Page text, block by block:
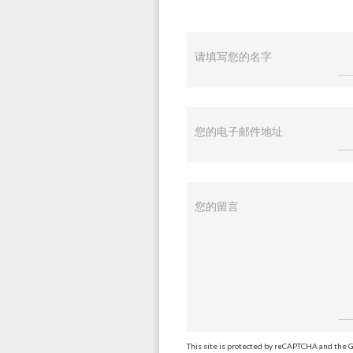
请填写您的名字
您的电子邮件地址
您的留言
This site is protected by reCAPTCHA and the